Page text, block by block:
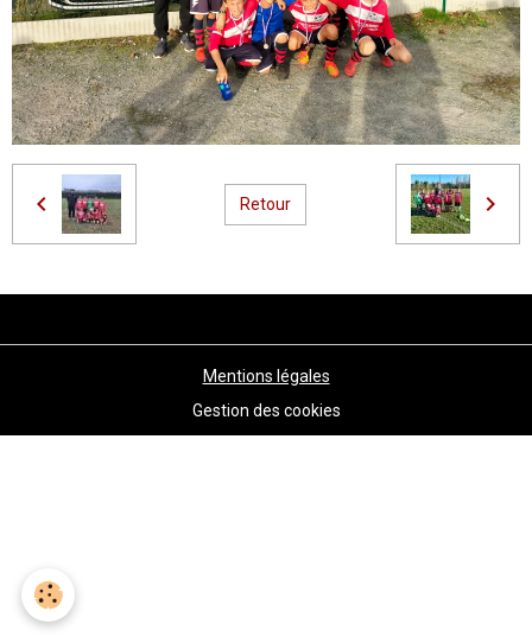
Retour
Mentions légales
Gestion des cookies